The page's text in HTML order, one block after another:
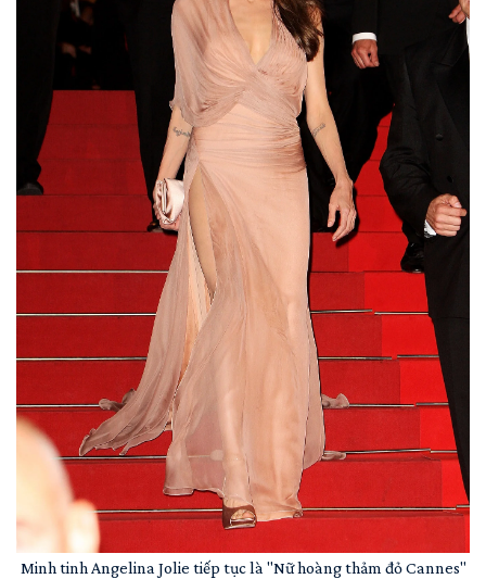
Minh tinh Angelina Jolie tiếp tục là "Nữ hoàng thảm đỏ Cannes"